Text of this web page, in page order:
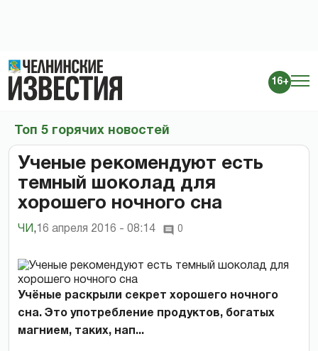
16+
Топ 5 горячих новостей
Ученые рекомендуют есть
темный шоколад для
хорошего ночного сна
ЧИ , 16 апреля 2016 - 08:14 0
Учёные раскрыли секрет хорошего ночного
сна. Это употребление продуктов, богатых
магнием, таких, нап...